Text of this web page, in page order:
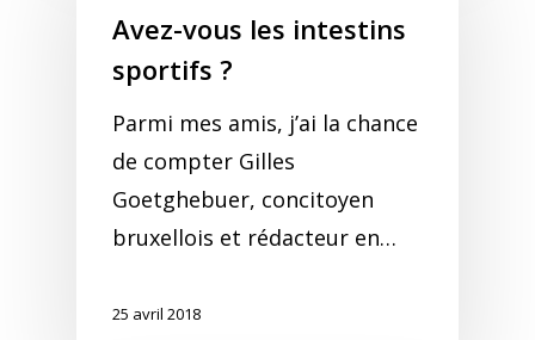
Avez-vous les intestins
sportifs ?
Parmi mes amis, j’ai la chance
de compter Gilles
Goetghebuer, concitoyen
bruxellois et rédacteur en…
25 avril 2018